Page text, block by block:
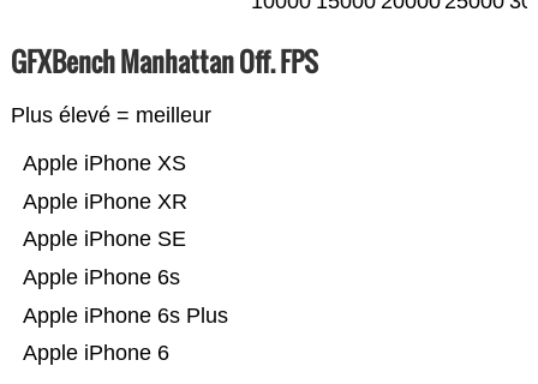
GFXBench Manhattan Off. FPS
Plus élevé = meilleur
Apple iPhone 6
Apple iPhone 6s Plus
Apple iPhone 6s
Apple iPhone SE
Apple iPhone XR
Apple iPhone XS